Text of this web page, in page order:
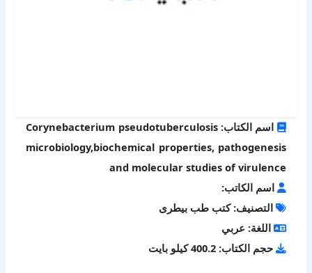
اسم الكتاب: Corynebacterium pseudotuberculosis
microbiology,biochemical properties, pathogenesis
and molecular studies of virulence
اسم الكاتب:
التصنيف: كتب طب بيطرى
اللغة: عربي
حجم الكتاب: 400.2 كيلو بايت